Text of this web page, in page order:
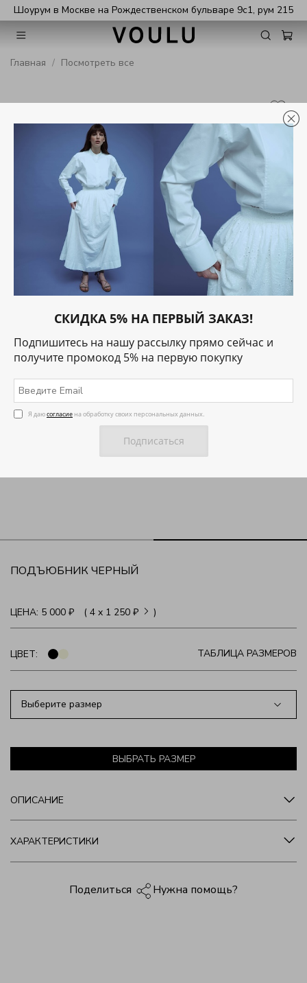
Шоурум в Москве на Рождественском бульваре 9с1, рум 215
Главная Посмотреть все
ПОДЪЮБНИК ЧЕРНЫЙ
ЦЕНА: 5 000 ₽ ( 4 x 1 250 ₽ )
ЦВЕТ: ТАБЛИЦА РАЗМЕРОВ
ВЫБРАТЬ РАЗМЕР
Выберите размер
ОПИСАНИЕ
ХАРАКТЕРИСТИКИ
Поделиться Нужна помощь?
СКИДКА 5% НА ПЕРВЫЙ ЗАКАЗ!
Подпишитесь на нашу рассылку прямо сейчас и
получите промокод 5% на первую покупку
Я даюсогласие на обработку своих персональных данных.